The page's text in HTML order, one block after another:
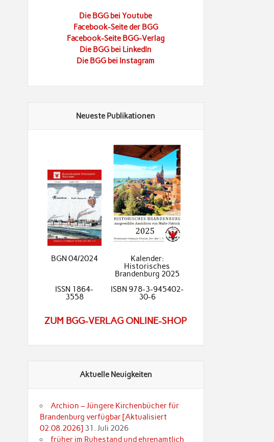
Die BGG bei Youtube
Facebook-Seite der BGG
Facebook-Seite BGG-Verlag
Die BGG bei LinkedIn
Die BGG bei Instagram
Neueste Publikationen
BGN 04/2024
Kalender:
Historisches
Brandenburg 2025
ISSN 1864-
3558
ISBN 978-3-945402-
30-6
ZUM BGG-VERLAG ONLINE-SHOP
Aktuelle Neuigkeiten
Archion – Jüngere Kirchenbücher für
Brandenburg verfügbar [Aktualisiert
02.08.2026] 31. Juli 2026
früher im Ruhestand und ehrenamtlich